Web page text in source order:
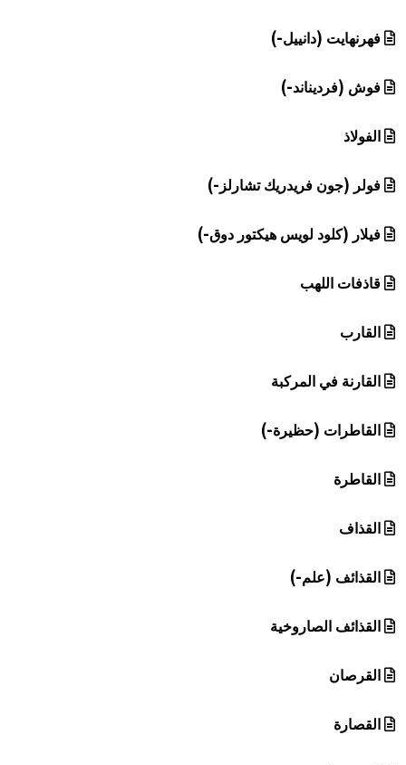
فهرنهايت (دانييل-)
فوش (فرديناند-)
الفولاذ
فولر (جون فريدريك تشارلز-)
فيلار (كلود لويس هيكتور دوق-)
قاذفات اللهب
القارب
القارنة في المركبة
القاطرات (حظيرة-)
القاطرة
القذاف
القذائف (علم-)
القذائف الصاروخية
القرصان
القصارة